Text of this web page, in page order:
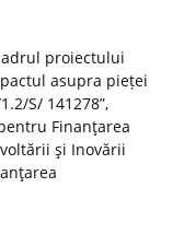
proiectului
asupra pieței
S/ 141278”,
Finanţarea
şi Inovării